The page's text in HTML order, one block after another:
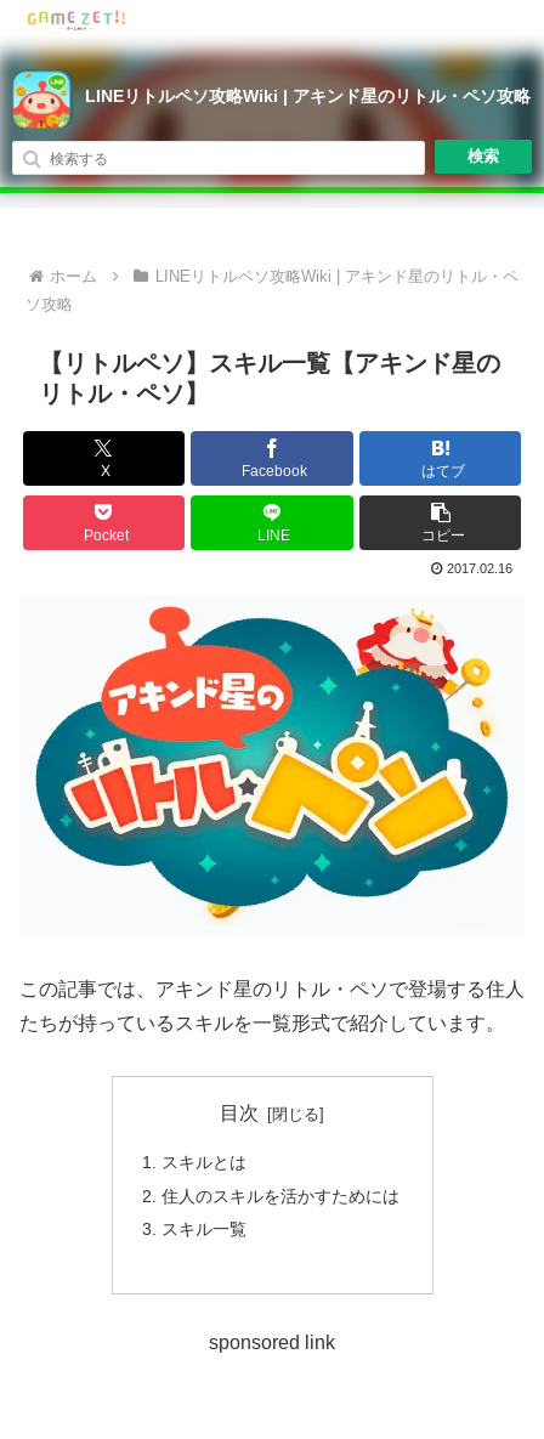
LINEリトルペソ攻略Wiki | アキンド星のリトル・ペソ攻略
検索
ホーム
LINEリトルペソ攻略Wiki | アキンド星のリトル・ペ
ソ攻略
【リトルペソ】スキル一覧【アキンド星の
リトル・ペソ】
X Facebook はてブ
Pocket LINE コピー
2017.02.16
この記事では、アキンド星のリトル・ペソで登場する住人
たちが持っているスキルを一覧形式で紹介しています。
目次
スキルとは
住人のスキルを活かすためには
スキル一覧
sponsored link